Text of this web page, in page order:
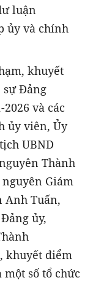
luận
ủy và chính
khuyết
sự Đảng
và các
ủy viên, Ủy
UBND
Thành
Giám
Anh Tuấn,
ủy,
khuyết điểm
số tổ chức